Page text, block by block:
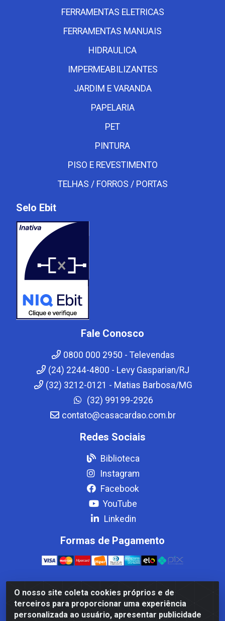
O nosso site coleta cookies próprios e de
terceiros para proporcionar uma experiência
personalizada ao usuário, apresentar publicidade
FERRAMENTAS ELETRICAS
FERRAMENTAS MANUAIS
HIDRAULICA
IMPERMEABILIZANTES
JARDIM E VARANDA
PAPELARIA
PET
PINTURA
PISO E REVESTIMENTO
TELHAS / FORROS / PORTAS
Selo Ebit
Fale Conosco
0800 000 2950 - Televendas
(24) 2244-4800 - Levy Gasparian/RJ
(32) 3212-0121 - Matias Barbosa/MG
(32) 99199-2926
contato@casacardao.com.br
Redes Sociais
Biblioteca
Instagram
Facebook
YouTube
Linkedin
Formas de Pagamento
Casa Cardão LTDA - Av. Amaral Peixoto, 910 - Afonso
ArinosCom, Levy Gasparian/RJ - CEP 25.875-000 - CNPJ